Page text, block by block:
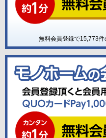
無料会員登録で15,773件